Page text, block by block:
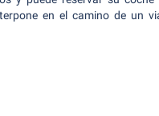
en el camino de un